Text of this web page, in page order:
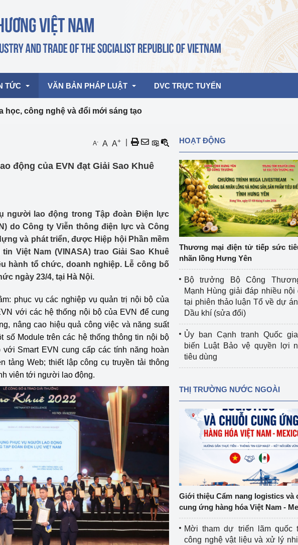
TỨC
Hoạt động của Lãnh đạo Bộ
Dịch vụ Việt Nam 2026
động của Bộ trưởng
Thương - Công luận
Họp báo
Thông cáo báo chí
Điểm báo
đổi số
sử phát triển
tin Thị trường Nông Lâm Thủy sản
triển nguồn nhân lực
triển bền vững
kiểm định
Tổ chức kiểm định kỹ thuật an toàn lao
động thuộc thẩm quyền quản lý của
Tổ chức được cấp GCN đăng ký, hoạt
động kiểm định thiết bị, dụng cụ điện
làm việc ở môi trường không có nguy
hiểm khí, bụi nổ
Cơ sở sản xuất, sửa chữa chai chứa
LPG
Tổ chức huấn luyện, bồi dưỡng
nghiệp vụ kiểm định kỹ thuật an toàn
lao động
cấu ngành Công Thương
lý thị trường
năng lượng tiết kiệm và
Hiệu quả năng lượng
học, công nghệ và đổi mới sáng
báo
vệ môi trường Video bảo vệ môi trường
VĂN BẢN PHÁP LUẬT DVC TRỰC TUYẾN
học, công nghệ và đổi mới sáng tạo
A- A A+
động của EVN đạt Giải Sao Khuê
người lao động trong Tập đoàn Điện lực
do Công ty Viễn thông điện lực và Công
và phát triển, được Hiệp hội Phần mềm
Việt Nam (VINASA) trao Giải Sao Khuê
hành tổ chức, doanh nghiệp. Lễ công bố
ngày 23/4, tại Hà Nội.
phục vụ các nghiệp vụ quản trị nội bộ của
với các hệ thống nội bộ của EVN để cung
nâng cao hiệu quả công việc và năng suất
số Module trên các hệ thống thông tin nội bộ
Smart EVN cung cấp các tính năng hoàn
tảng Web; thiết lập công cụ truyền tải thông
viên tới người lao động.
HOẠT ĐỘNG
Thương mại điện tử tiếp sức
nhãn lồng Hưng Yên
Bộ trưởng Bộ Công
Mạnh Hùng giải đáp nhiều nội
tại phiên thảo luận Tổ về dự
Dầu khí (sửa đổi)
Ủy ban Cạnh tranh Quốc
biến Luật Bảo vệ quyền lợi
tiêu dùng
THỊ TRƯỜNG NƯỚC NGOÀI
Giới thiệu Cẩm nang logistics và
cung ứng hàng hóa Việt Nam -
Mời tham dự triển lãm quốc
công nghệ vật liệu và xử lý